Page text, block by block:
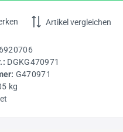
Artikel vergleichen
DGKG470971
G470971
kg